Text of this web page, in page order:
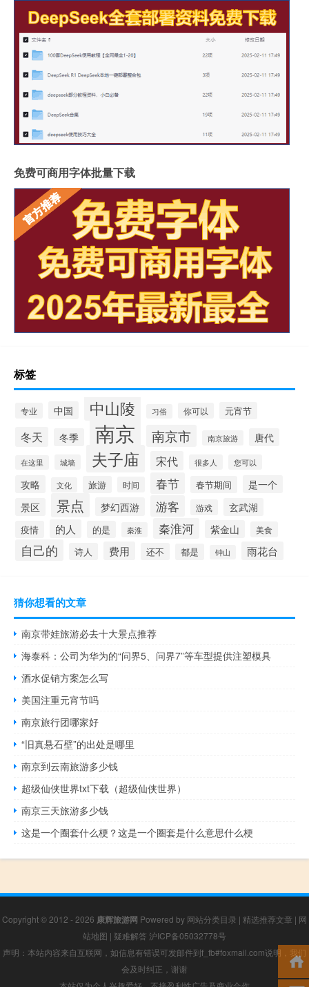
免费可商用字体批量下载
标签
专业 中国 中山陵 习俗 你可以 元宵节
冬天 冬季 南京 南京市 南京旅游 唐代
在这里 城墙 夫子庙 宋代 很多人 您可以
攻略 文化 旅游 时间 春节 春节期间
是一个
景区
景点 梦幻西游 游客 游戏 玄武湖
疫情 的人 的是 秦淮 秦淮河 紫金山 美食
自己的 诗人 费用 还不 都是 钟山 雨花台
猜你想看的文章
南京带娃旅游必去十大景点推荐
海泰科：公司为华为的“问界5、问界7”等车型提供注塑模具
酒水促销方案怎么写
美国注重元宵节吗
南京旅行团哪家好
“旧真悬石壁”的出处是哪里
南京到云南旅游多少钱
超级仙侠世界txt下载（超级仙侠世界）
南京三天旅游多少钱
这是一个圈套什么梗？这是一个圈套是什么意思什么梗
Copyright © 2012 - 2026 康辉旅游网 Powered by 网站分类目录 | 精选推荐文章 | 网
站地图 | 疑难解答 沪ICP备05032778号
声明：本站内容来自互联网，如信息有错误可发邮件到f_fb#foxmail.com说明，我们
会及时纠正，谢谢